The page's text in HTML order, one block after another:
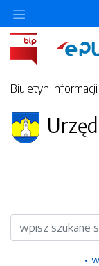
Biuletyn
Wyszukiwarka